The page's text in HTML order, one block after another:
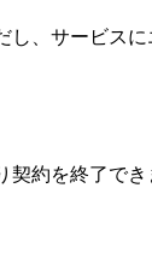
、サービス
約を終了で